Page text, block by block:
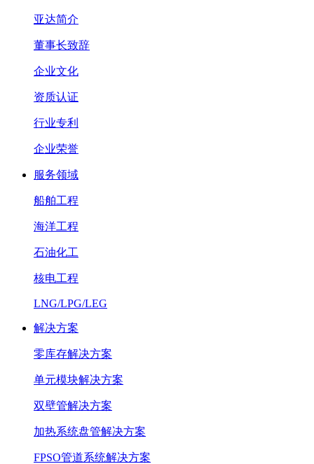
亚达简介
董事长致辞
企业文化
资质认证
行业专利
企业荣誉
服务领域
船舶工程
海洋工程
石油化工
核电工程
LNG/LPG/LEG
解决方案
零库存解决方案
单元模块解决方案
双壁管解决方案
加热系统盘管解决方案
FPSO管道系统解决方案